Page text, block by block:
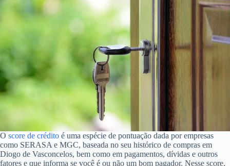
O score de crédito é uma espécie de pontuação dada por empresas
como SERASA e MGC, baseada no seu histórico de compras em
Diogo de Vasconcelos, bem como em pagamentos, dívidas e outros
fatores e que informa se você é ou não um bom pagador. Nesse score,